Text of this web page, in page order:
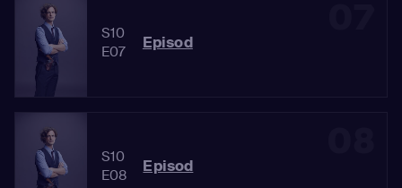
S10
E07
Episod
S10
E08
Episod